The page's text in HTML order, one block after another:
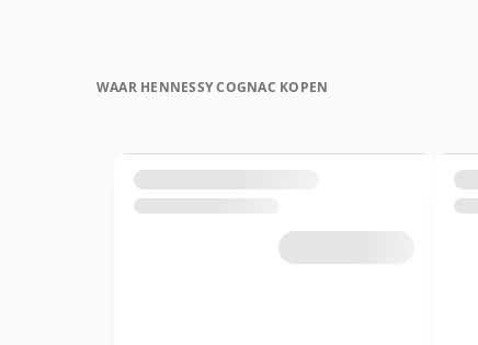
WAAR HENNESSY COGNAC KOPEN